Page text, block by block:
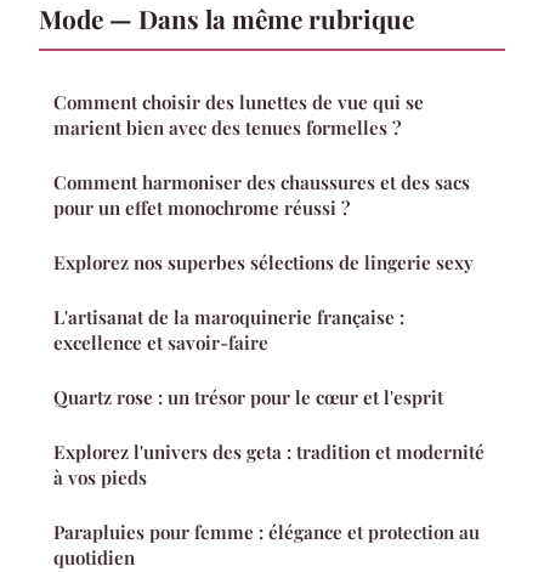
Mode — Dans la même rubrique
Comment choisir des lunettes de vue qui se
marient bien avec des tenues formelles ?
Comment harmoniser des chaussures et des sacs
pour un effet monochrome réussi ?
Explorez nos superbes sélections de lingerie sexy
L'artisanat de la maroquinerie française :
excellence et savoir-faire
Quartz rose : un trésor pour le cœur et l'esprit
Explorez l'univers des geta : tradition et modernité
à vos pieds
Parapluies pour femme : élégance et protection au
quotidien